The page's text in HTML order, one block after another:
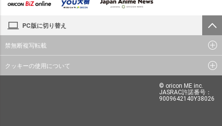
PC版に切り替え
禁無断複写転載
クッキーの使用について
© oricon ME inc.
JASRAC許諾番号：
9009642140Y38026